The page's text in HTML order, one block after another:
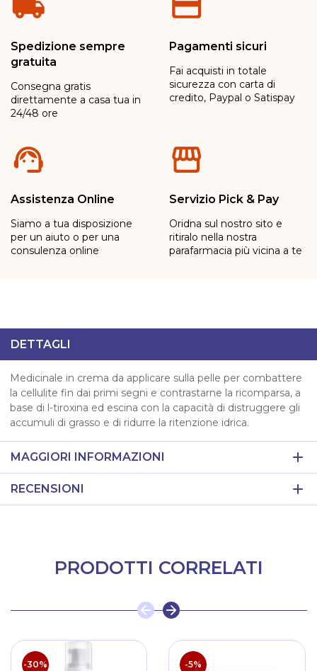
Spedizione sempre
gratuita
Consegna gratis
direttamente a casa tua in
24/48 ore
Pagamenti sicuri
Fai acquisti in totale
sicurezza con carta di
credito, Paypal o Satispay
Assistenza Online
Siamo a tua disposizione
per un aiuto o per una
consulenza online
Servizio Pick & Pay
Oridna sul nostro sito e
ritiralo nella nostra
parafarmacia più vicina a te
DETTAGLI
Medicinale in crema da applicare sulla pelle per combattere
la cellulite fin dai primi segni e contrastarne la ricomparsa, a
base di l-tiroxina ed escina con la capacità di distruggere gli
accumuli di grasso e di ridurre la ritenzione idrica.
MAGGIORI INFORMAZIONI
RECENSIONI
PRODOTTI CORRELATI
-30% -5%